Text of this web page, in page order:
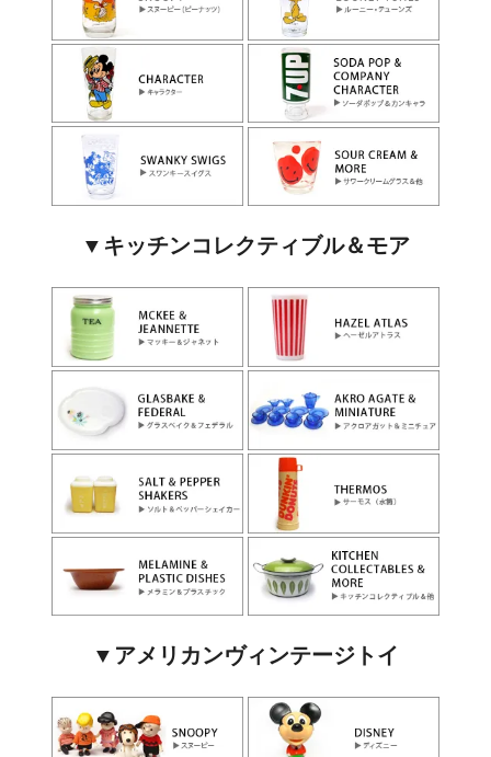
▼キッチンコレクティブル＆モア
▼アメリカンヴィンテージトイ